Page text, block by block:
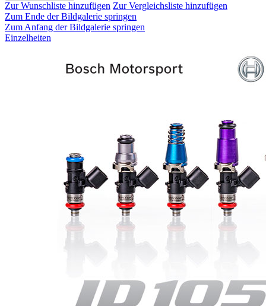
Zur Wunschliste hinzufügen Zur Vergleichsliste hinzufügen
Zum Ende der Bildgalerie springen
Zum Anfang der Bildgalerie springen
Einzelheiten